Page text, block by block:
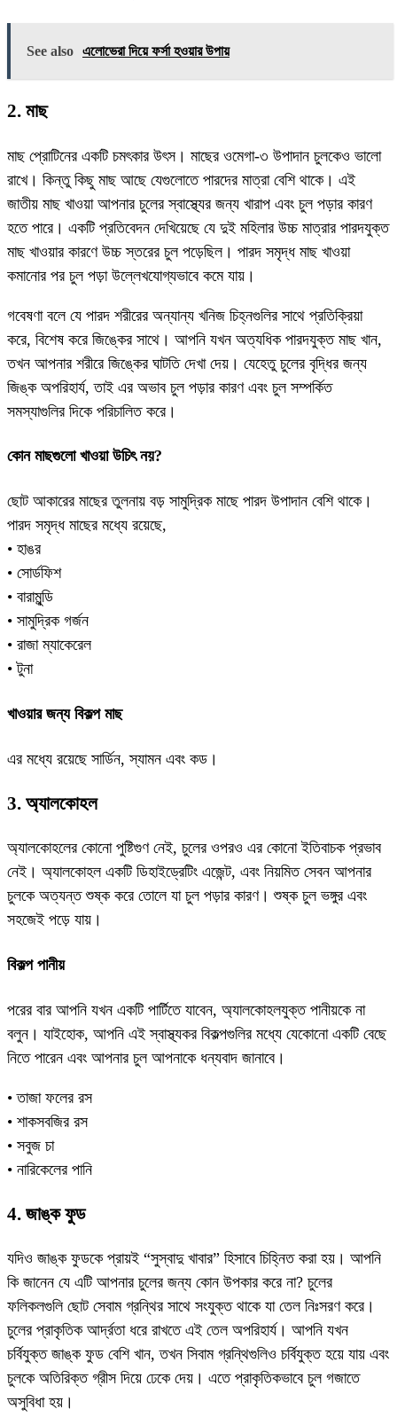
See also এলোভেরা দিয়ে ফর্সা হওয়ার উপায়
2. মাছ
মাছ প্রোটিনের একটি চমৎকার উৎস। মাছের ওমেগা-৩ উপাদান চুলকেও ভালো
রাখে। কিন্তু কিছু মাছ আছে যেগুলোতে পারদের মাত্রা বেশি থাকে। এই
জাতীয় মাছ খাওয়া আপনার চুলের স্বাস্থ্যের জন্য খারাপ এবং চুল পড়ার কারণ
হতে পারে। একটি প্রতিবেদন দেখিয়েছে যে দুই মহিলার উচ্চ মাত্রার পারদযুক্ত
মাছ খাওয়ার কারণে উচ্চ স্তরের চুল পড়েছিল। পারদ সমৃদ্ধ মাছ খাওয়া
কমানোর পর চুল পড়া উল্লেখযোগ্যভাবে কমে যায়।
গবেষণা বলে যে পারদ শরীরের অন্যান্য খনিজ চিহ্নগুলির সাথে প্রতিক্রিয়া
করে, বিশেষ করে জিঙ্কের সাথে। আপনি যখন অত্যধিক পারদযুক্ত মাছ খান,
তখন আপনার শরীরে জিঙ্কের ঘাটতি দেখা দেয়। যেহেতু চুলের বৃদ্ধির জন্য
জিঙ্ক অপরিহার্য, তাই এর অভাব চুল পড়ার কারণ এবং চুল সম্পর্কিত
সমস্যাগুলির দিকে পরিচালিত করে।
কোন মাছগুলো খাওয়া উচিৎ নয়?
ছোট আকারের মাছের তুলনায় বড় সামুদ্রিক মাছে পারদ উপাদান বেশি থাকে।
পারদ সমৃদ্ধ মাছের মধ্যে রয়েছে,
• হাঙর
• সোর্ডফিশ
• বারামুন্ডি
• সামুদ্রিক গর্জন
• রাজা ম্যাকেরেল
• টুনা
খাওয়ার জন্য বিকল্প মাছ
এর মধ্যে রয়েছে সার্ডিন, স্যামন এবং কড।
3. অ্যালকোহল
অ্যালকোহলের কোনো পুষ্টিগুণ নেই, চুলের ওপরও এর কোনো ইতিবাচক প্রভাব
নেই। অ্যালকোহল একটি ডিহাইড্রেটিং এজেন্ট, এবং নিয়মিত সেবন আপনার
চুলকে অত্যন্ত শুষ্ক করে তোলে যা চুল পড়ার কারণ। শুষ্ক চুল ভঙ্গুর এবং
সহজেই পড়ে যায়।
বিকল্প পানীয়
পরের বার আপনি যখন একটি পার্টিতে যাবেন, অ্যালকোহলযুক্ত পানীয়কে না
বলুন। যাইহোক, আপনি এই স্বাস্থ্যকর বিকল্পগুলির মধ্যে যেকোনো একটি বেছে
নিতে পারেন এবং আপনার চুল আপনাকে ধন্যবাদ জানাবে।
• তাজা ফলের রস
• শাকসবজির রস
• সবুজ চা
• নারিকেলের পানি
4. জাঙ্ক ফুড
যদিও জাঙ্ক ফুডকে প্রায়ই “সুস্বাদু খাবার” হিসাবে চিহ্নিত করা হয়। আপনি
কি জানেন যে এটি আপনার চুলের জন্য কোন উপকার করে না? চুলের
ফলিকলগুলি ছোট সেবাম গ্রন্থির সাথে সংযুক্ত থাকে যা তেল নিঃসরণ করে।
চুলের প্রাকৃতিক আর্দ্রতা ধরে রাখতে এই তেল অপরিহার্য। আপনি যখন
চর্বিযুক্ত জাঙ্ক ফুড বেশি খান, তখন সিবাম গ্রন্থিগুলিও চর্বিযুক্ত হয়ে যায় এবং
চুলকে অতিরিক্ত গ্রীস দিয়ে ঢেকে দেয়। এতে প্রাকৃতিকভাবে চুল গজাতে
অসুবিধা হয়।